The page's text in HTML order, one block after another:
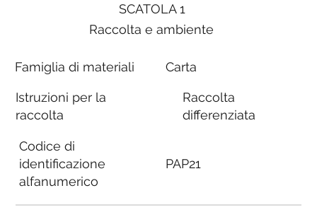
SCATOLA 1
Raccolta e ambiente
Famiglia di materiali
Istruzioni per la
raccolta
Codice di
identificazione
alfanumerico
Carta
Raccolta
differenziata
PAP21